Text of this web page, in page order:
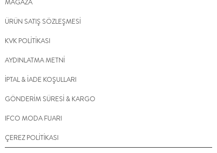
MAĞAZA
ÜRÜN SATIŞ SÖZLEŞMESİ
KVK POLİTİKASI
AYDINLATMA METNİ
İPTAL & İADE KOŞULLARI
GÖNDERİM SÜRESİ & KARGO
IFCO MODA FUARI
ÇEREZ POLİTİKASI